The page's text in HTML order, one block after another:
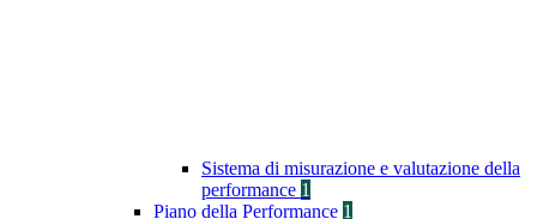
Sistema di misurazione e valutazione della
performance 1
Piano della Performance 1